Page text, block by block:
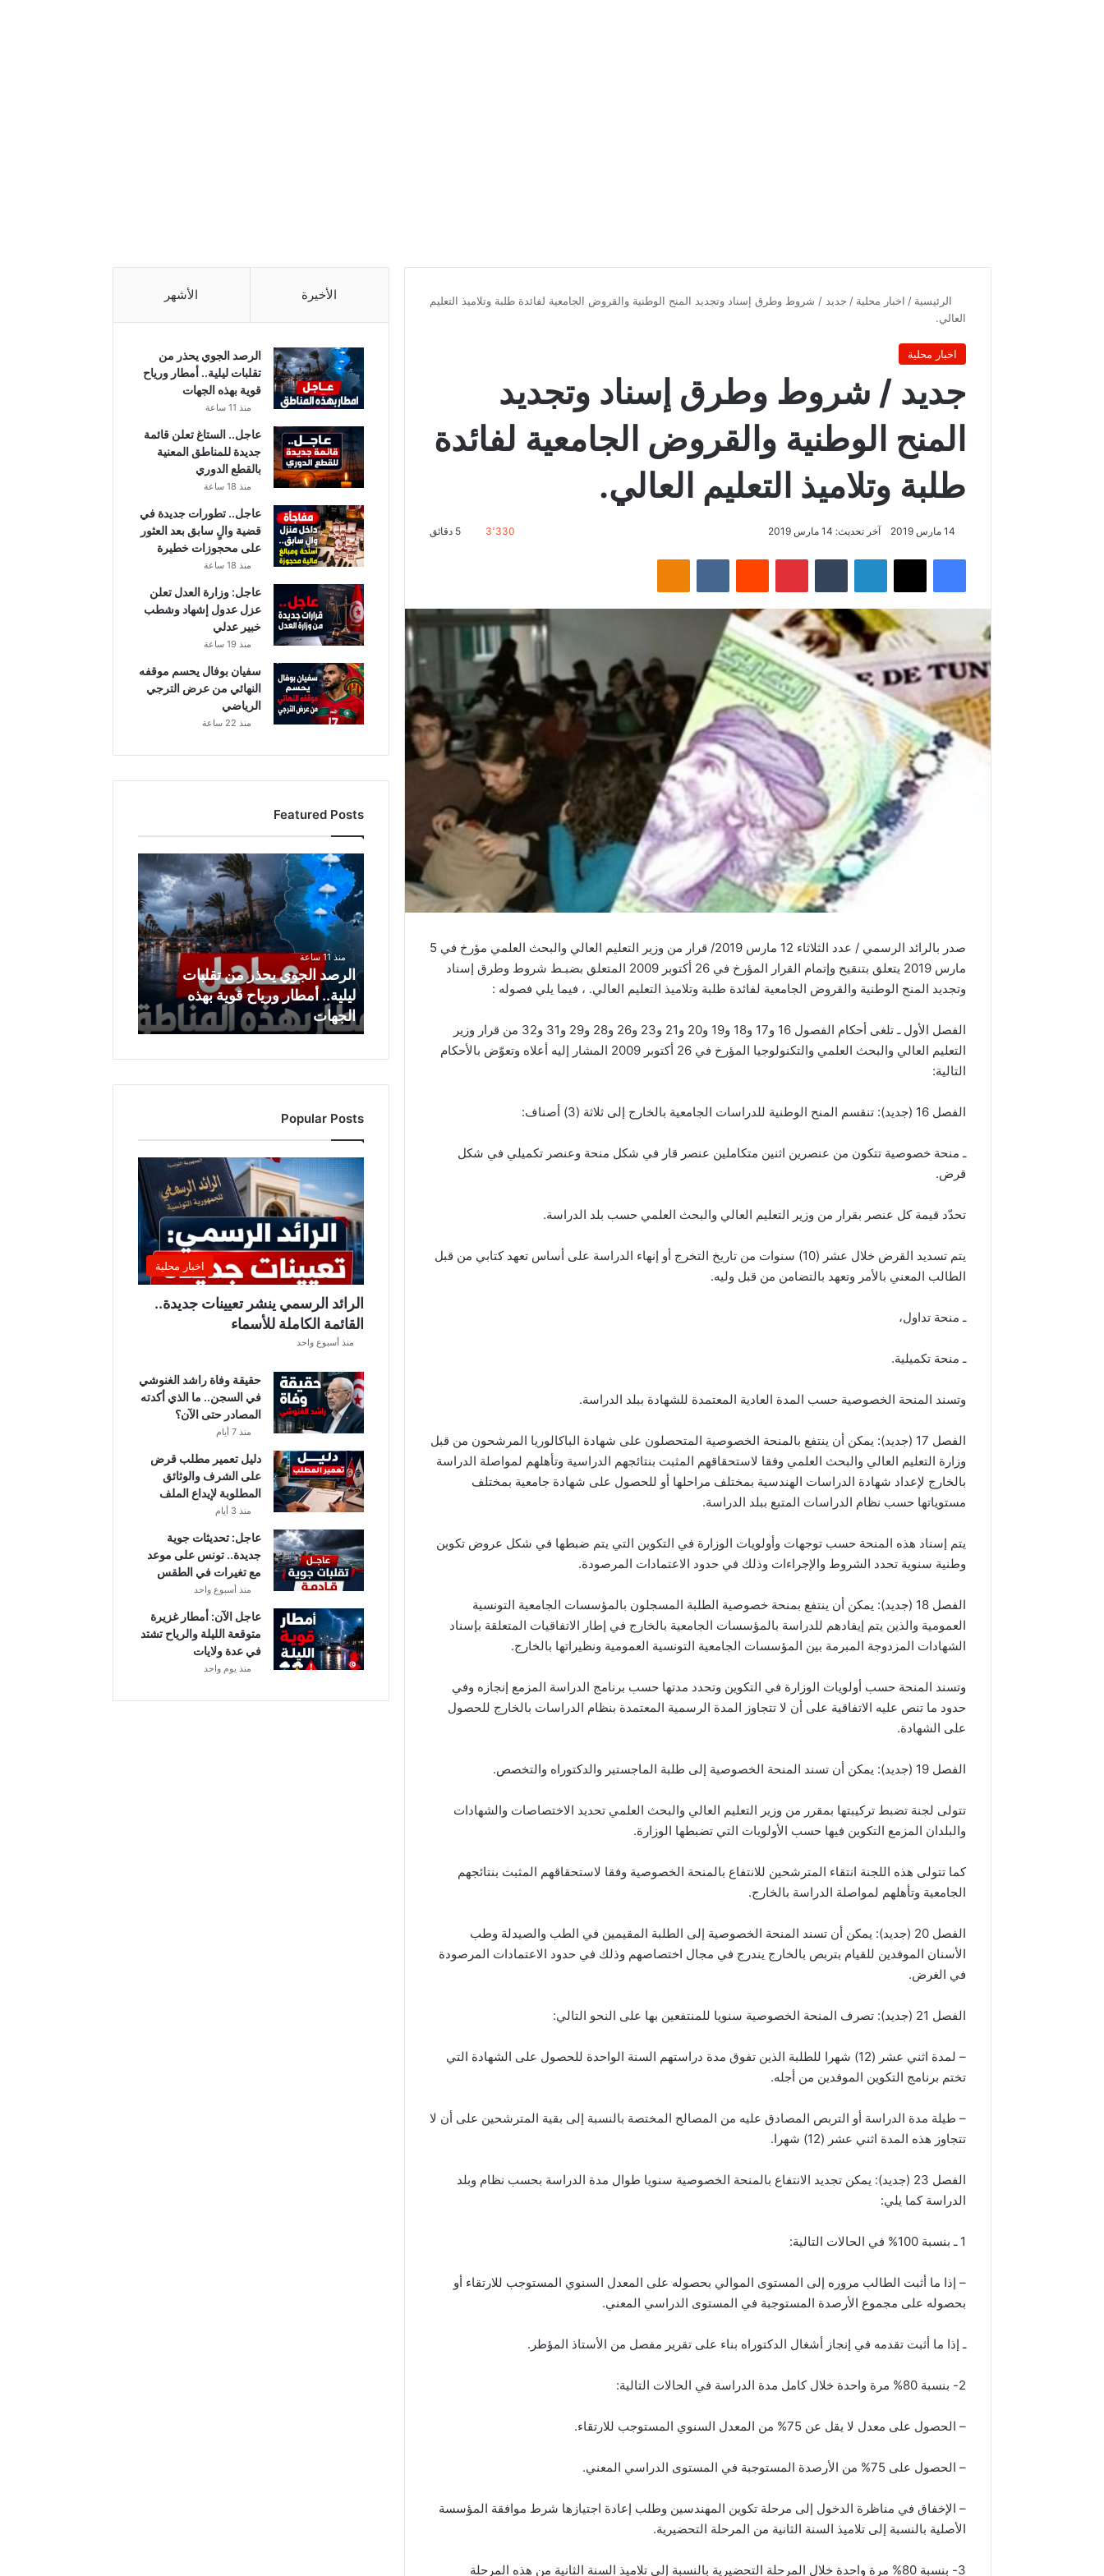
الرئيسية / اخبار محلية / جديد / شروط وطرق إسناد وتجديد المنح الوطنية والقروض الجامعية لفائدة طلبة وتلاميذ التعليم
العالي.
اخبار محلية
جديد / شروط وطرق إسناد وتجديد
المنح الوطنية والقروض الجامعية لفائدة
طلبة وتلاميذ التعليم العالي.
14 مارس 2019 آخر تحديث: 14 مارس 2019 3٬330 5 دقائق
فيسبوك لينكدإن بينتيريست
صدر بالرائد الرسمي / عدد الثلاثاء 12 مارس 2019/ قرار من وزير التعليم العالي والبحث العلمي مؤرخ في 5
مارس 2019 يتعلق بتنقيح وإتمام القرار المؤرخ في 26 أكتوبر 2009 المتعلق بضبـط شروط وطرق إسناد
وتجديد المنح الوطنية والقروض الجامعية لفائدة طلبة وتلاميذ التعليم العالي. ، فيما يلي فصوله :
الفصل الأول ـ تلغى أحكام الفصول 16 و17 و18 و19 و20 و21 و23 و26 و28 و29 و31 و32 من قرار وزير
التعليم العالي والبحث العلمي والتكنولوجيا المؤرخ في 26 أكتوبر 2009 المشار إليه أعلاه وتعوّض بالأحكام
التالية:
الفصل 16 (جديد): تنقسم المنح الوطنية للدراسات الجامعية بالخارج إلى ثلاثة (3) أصناف:
ـ منحة خصوصية تتكون من عنصرين اثنين متكاملين عنصر قار في شكل منحة وعنصر تكميلي في شكل
قرض.
تحدّد قيمة كل عنصر بقرار من وزير التعليم العالي والبحث العلمي حسب بلد الدراسة.
يتم تسديد القرض خلال عشر (10) سنوات من تاريخ التخرج أو إنهاء الدراسة على أساس تعهد كتابي من قبل
الطالب المعني بالأمر وتعهد بالتضامن من قبل وليه.
ـ منحة تداول،
ـ منحة تكميلية.
وتسند المنحة الخصوصية حسب المدة العادية المعتمدة للشهادة ببلد الدراسة.
الفصل 17 (جديد): يمكن أن ينتفع بالمنحة الخصوصية المتحصلون على شهادة الباكالوريا المرشحون من قبل
وزارة التعليم العالي والبحث العلمي وفقا لاستحقاقهم المثبت بنتائجهم الدراسية وتأهلهم لمواصلة الدراسة
بالخارج لإعداد شهادة الدراسات الهندسية بمختلف مراحلها أو للحصول على شهادة جامعية بمختلف
مستوياتها حسب نظام الدراسات المتبع ببلد الدراسة.
يتم إسناد هذه المنحة حسب توجهات وأولويات الوزارة في التكوين التي يتم ضبطها في شكل عروض تكوين
وطنية سنوية تحدد الشروط والإجراءات وذلك في حدود الاعتمادات المرصودة.
الفصل 18 (جديد): يمكن أن ينتفع بمنحة خصوصية الطلبة المسجلون بالمؤسسات الجامعية التونسية
العمومية والذين يتم إيفادهم للدراسة بالمؤسسات الجامعية بالخارج في إطار الاتفاقيات المتعلقة بإسناد
الشهادات المزدوجة المبرمة بين المؤسسات الجامعية التونسية العمومية ونظيراتها بالخارج.
وتسند المنحة حسب أولويات الوزارة في التكوين وتحدد مدتها حسب برنامج الدراسة المزمع إنجازه وفي
حدود ما تنص عليه الاتفاقية على أن لا تتجاوز المدة الرسمية المعتمدة بنظام الدراسات بالخارج للحصول
على الشهادة.
الفصل 19 (جديد): يمكن أن تسند المنحة الخصوصية إلى طلبة الماجستير والدكتوراه والتخصص.
تتولى لجنة تضبط تركيبتها بمقرر من وزير التعليم العالي والبحث العلمي تحديد الاختصاصات والشهادات
والبلدان المزمع التكوين فيها حسب الأولويات التي تضبطها الوزارة.
كما تتولى هذه اللجنة انتقاء المترشحين للانتفاع بالمنحة الخصوصية وفقا لاستحقاقهم المثبت بنتائجهم
الجامعية وتأهلهم لمواصلة الدراسة بالخارج.
الفصل 20 (جديد): يمكن أن تسند المنحة الخصوصية إلى الطلبة المقيمين في الطب والصيدلة وطب
الأسنان الموفدين للقيام بتربص بالخارج يندرج في مجال اختصاصهم وذلك في حدود الاعتمادات المرصودة
في الغرض.
الفصل 21 (جديد): تصرف المنحة الخصوصية سنويا للمنتفعين بها على النحو التالي:
– لمدة اثني عشر (12) شهرا للطلبة الذين تفوق مدة دراستهم السنة الواحدة للحصول على الشهادة التي
تختم برنامج التكوين الموفدين من أجله.
– طيلة مدة الدراسة أو التربص المصادق عليه من المصالح المختصة بالنسبة إلى بقية المترشحين على أن لا
تتجاوز هذه المدة اثني عشر (12) شهرا.
الفصل 23 (جديد): يمكن تجديد الانتفاع بالمنحة الخصوصية سنويا طوال مدة الدراسة بحسب نظام وبلد
الدراسة كما يلي:
1 ـ بنسبة 100% في الحالات التالية:
– إذا ما أثبت الطالب مروره إلى المستوى الموالي بحصوله على المعدل السنوي المستوجب للارتقاء أو
بحصوله على مجموع الأرصدة المستوجبة في المستوى الدراسي المعني.
ـ إذا ما أثبت تقدمه في إنجاز أشغال الدكتوراه بناء على تقرير مفصل من الأستاذ المؤطر.
2- بنسبة 80% مرة واحدة خلال كامل مدة الدراسة في الحالات التالية:
– الحصول على معدل لا يقل عن 75% من المعدل السنوي المستوجب للارتقاء.
– الحصول على 75% من الأرصدة المستوجبة في المستوى الدراسي المعني.
– الإخفاق في مناظرة الدخول إلى مرحلة تكوين المهندسين وطلب إعادة اجتيازها شرط موافقة المؤسسة
الأصلية بالنسبة إلى تلاميذ السنة الثانية من المرحلة التحضيرية.
3- بنسبة 80% مرة واحدة خلال المرحلة التحضيرية بالنسبة إلى تلاميذ السنة الثانية من هذه المرحلة
الأخيرة الأشهر
الرصد الجوي يحذر من
تقلبات ليلية.. أمطار ورياح
قوية بهذه الجهات
منذ 11 ساعة
عاجل.. الستاغ تعلن قائمة
جديدة للمناطق المعنية
بالقطع الدوري
منذ 18 ساعة
عاجل.. تطورات جديدة في
قضية والٍ سابق بعد العثور
على محجوزات خطيرة
منذ 18 ساعة
عاجل: وزارة العدل تعلن
عزل عدول إشهاد وشطب
خبير عدلي
منذ 19 ساعة
سفيان بوفال يحسم موقفه
النهائي من عرض الترجي
الرياضي
منذ 22 ساعة
Featured Posts
ر
ص
د
ج
ي
ي
ر
ن
ت
ق
ا
ت
ل
ي
ل
ة
.
م
ط
ا
ر
و
ر
ي
ا
و
ي
ه
ذ
ه
ا
منذ 11 ساعة
الرصد الجوي يحذر من تقلبات
ليلية.. أمطار ورياح قوية بهذه
الجهات
Popular Posts
اخبار محلية
الرائد الرسمي ينشر تعيينات جديدة..
القائمة الكاملة للأسماء
منذ أسبوع واحد
حقيقة وفاة راشد الغنوشي
في السجن.. ما الذي أكدته
المصادر حتى الآن؟
منذ 7 أيام
دليل تعمير مطلب قرض
على الشرف والوثائق
المطلوبة لإيداع الملف
منذ 3 أيام
عاجل: تحديثات جوية
جديدة.. تونس على موعد
مع تغيرات في الطقس
منذ أسبوع واحد
عاجل الآن: أمطار غزيرة
متوقعة الليلة والرياح تشتد
في عدة ولايات
منذ يوم واحد